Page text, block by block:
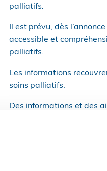
palliatifs.
Il est prévu, dès
accessible et
palliatifs.
Les informations
soins palliatifs.
Des informations et des